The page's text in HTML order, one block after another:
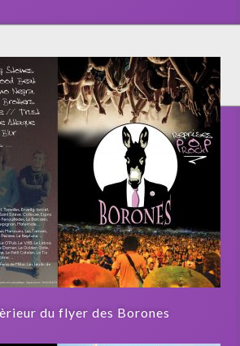
du flyer des Borones